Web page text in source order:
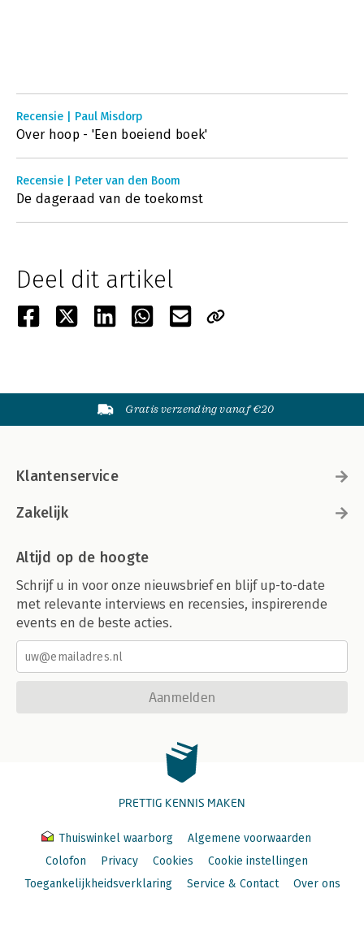
Recensie | Paul Misdorp
Over hoop - 'Een boeiend boek'
Recensie | Peter van den Boom
De dageraad van de toekomst
Deel dit artikel
Gratis verzending vanaf €20
Klantenservice
Zakelijk
Altijd op de hoogte
Schrijf u in voor onze nieuwsbrief en blijf up-to-date
met relevante interviews en recensies, inspirerende
events en de beste acties.
Aanmelden
PRETTIG KENNIS MAKEN
Thuiswinkel waarborg
Algemene voorwaarden
Colofon
Privacy Cookies
Cookie instellingen
Toegankelijkheidsverklaring
Service & Contact Over ons